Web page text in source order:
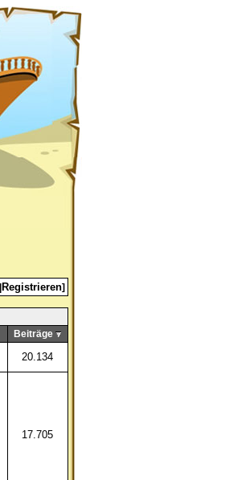
Registrieren]
Beiträge
20.134
17.705